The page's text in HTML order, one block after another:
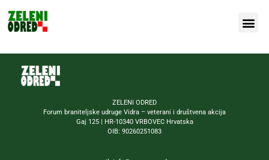
ZELENI ODRED
Forum braniteljske udruge Vidra – veterani i društvena akcija
Gaj 125 | HR-10340 VRBOVEC Hrvatska
OIB: 90260251083